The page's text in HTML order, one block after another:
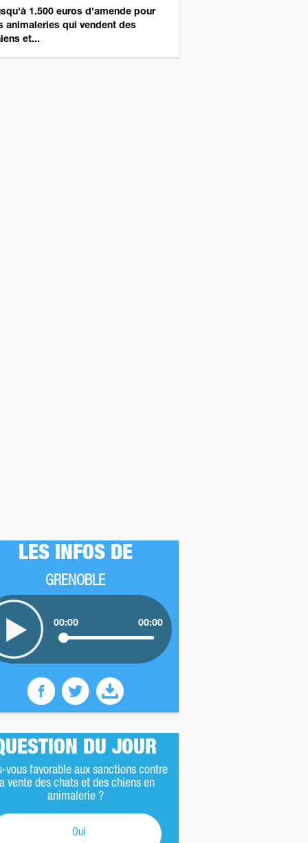
1.500 euros d'amende pour
animaleries qui vendent des
et...
LES INFOS DE
GRENOBLE
00:00 00:00
DU JOUR
vous favorable aux sanctions contre
vente des chats et des chiens en
animalerie ?
Oui